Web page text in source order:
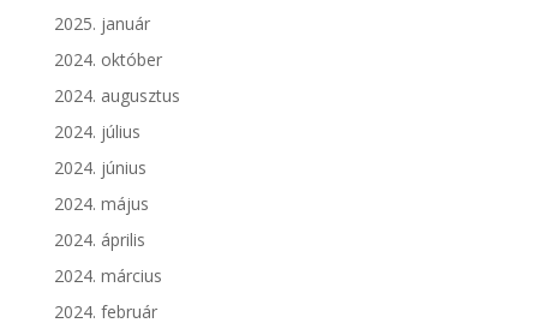
2025. január
2024. október
2024. augusztus
2024. július
2024. június
2024. május
2024. április
2024. március
2024. február